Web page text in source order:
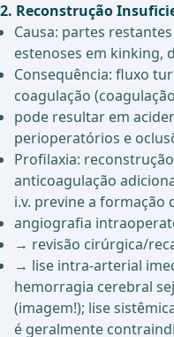
2. Reconstrução
Causa: partes
estenoses em kinking,
Consequência: fluxo
coagulação
pode resultar em
perioperatórios e
Profilaxia:
anticoagulação
i.v. previne a formação
angiografia
→ revisão cirúrgica/
→ lise intra-arterial
hemorragia cerebral
(imagem!); lise
é geralmente